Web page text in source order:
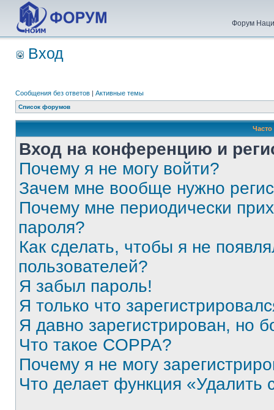
Форум
Вход
Сообщения без ответов | Активные темы
Список форумов
Вход на конференцию и
Почему я не могу войти?
Зачем мне вообще нужно
Почему мне периодически
пароля?
Как сделать, чтобы я не
пользователей?
Я забыл пароль!
Я только что
Я давно зарегистрирован, но
Что такое COPPA?
Почему я не могу
Что делает функция «Удалить